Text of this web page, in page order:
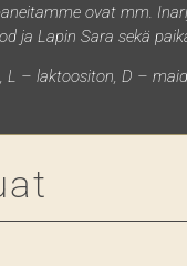
ovat mm.
ja Lapin Sara sekä
L – laktoositon, D –